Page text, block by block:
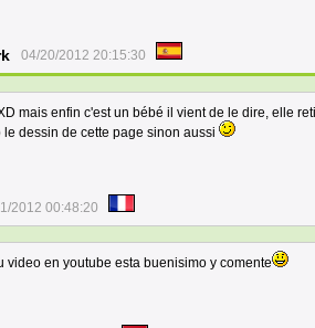
04/20/2012 20:15:30
mais enfin c'est un bébé il vient de le dire, elle
dessin de cette page sinon aussi
2012 00:48:20
video en youtube esta buenisimo y comente